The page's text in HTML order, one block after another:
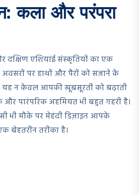
कला और परंपरा
दक्षिण एशियाई संस्कृतियों का एक
पर हाथों और पैरों को सजाने के
यह न केवल आपकी खूबसूरती को बढ़ाती
पारंपरिक अहमियत भी बहुत गहरी है।
भी मौके पर मेहंदी डिज़ाइन आपके
बेहतरीन तरीका है।